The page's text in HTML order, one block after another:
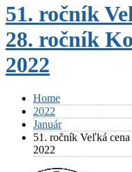
51. ročník
28. ročník
2022
Home
2022
Január
51. ročník Veľká
2022